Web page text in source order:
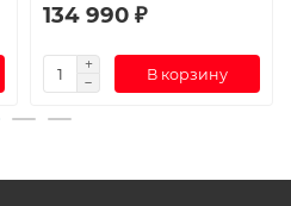
134 990 ₽
В корзину